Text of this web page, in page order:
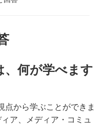
何が学べます
から学ぶことができま
ア、メディア・コミュ